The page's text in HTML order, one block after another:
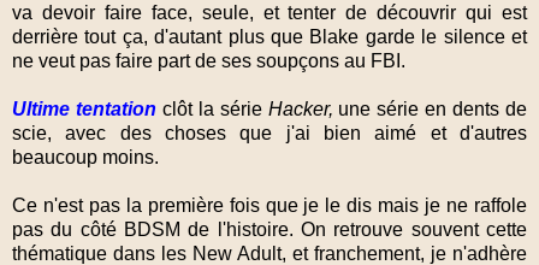
va devoir faire face, seule, et tenter de découvrir qui est
derrière tout ça, d'autant plus que Blake garde le silence et
ne veut pas faire part de ses soupçons au FBI.
Ultime tentation clôt la sérieHacker, une série en dents de
scie, avec des choses que j'ai bien aimé et d'autres
beaucoup moins.
Ce n'est pas la première fois que je le dis mais je ne raffole
pas du côté BDSM de l'histoire. On retrouve souvent cette
thématique dans les New Adult, et franchement, je n'adhère